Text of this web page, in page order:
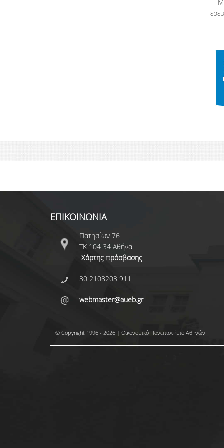
ΕΠΙΚΟΙΝΩΝΙΑ
Πατησίων 76
ΤΚ 104 34 Αθήνα
Χάρτης πρόσβασης
30 2108203 911
webmaster@aueb.gr
© Copyright 1996 - 2026 | Οικονομικό Πανεπιστήμιο Αθηνών